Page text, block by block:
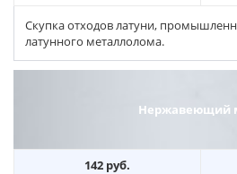
Скупка отходов латуни,
латунного металлолома.
Нержавеющий
142 руб.